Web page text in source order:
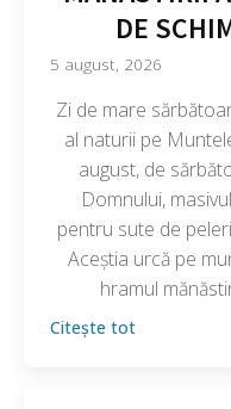
DE
5 august, 2026
Zi de mare
al naturii pe
august, de
Domnului,
pentru sute de
Aceștia urcă pe
hramul
Citește tot